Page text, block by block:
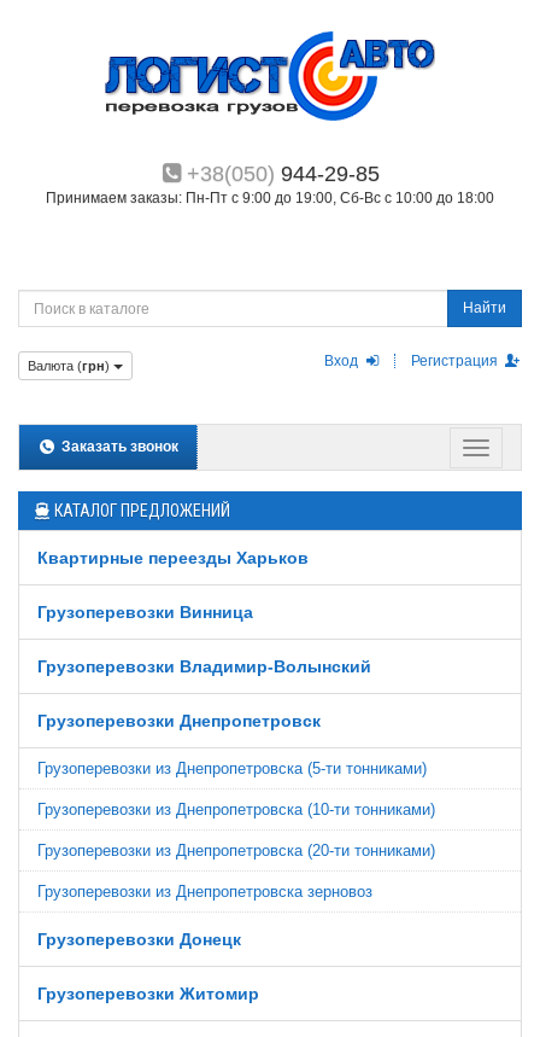
+38(050) 944-29-85
Принимаем заказы: Пн-Пт с 9:00 до 19:00, Сб-Вс с 10:00 до 18:00
Найти
Вход Регистрация
Валюта (грн)
Заказать звонок
КАТАЛОГ ПРЕДЛОЖЕНИЙ
Квартирные переезды Харьков
Грузоперевозки Винница
Грузоперевозки Владимир-Волынский
Грузоперевозки Днепропетровск
Грузоперевозки из Днепропетровска (5-ти тонниками)
Грузоперевозки из Днепропетровска (10-ти тонниками)
Грузоперевозки из Днепропетровска (20-ти тонниками)
Грузоперевозки из Днепропетровска зерновоз
Грузоперевозки Донецк
Грузоперевозки Житомир